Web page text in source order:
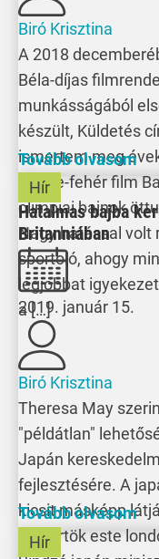
Biró Krisztina
A 2018
Béla-díjas
munkásságából
készült, Küldetés
ismertem meg
fekete-fehér film
olimpiai bajnok
Nagy hatással volt
sportoló, ahogy
legjobbat
a […]
Tovább olvasom
Hír
Hatalmas bajba
Britanniában
2019. január 15.
Biró Krisztina
Theresa May
"példátlan"
Japán
fejlesztésére. A
kicsit másképp
csütörtök este
Tovább olvasom
Hír